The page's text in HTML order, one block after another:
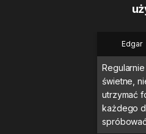
Edgar
świetne,
utrzymać
każdego